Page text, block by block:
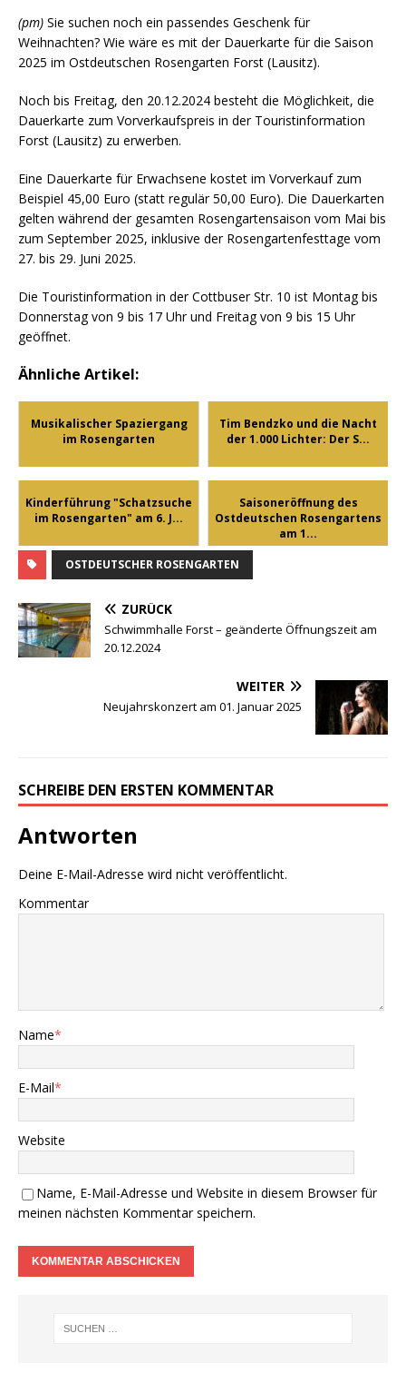
(pm) Sie suchen noch ein passendes Geschenk für
Weihnachten? Wie wäre es mit der Dauerkarte für die Saison
2025 im Ostdeutschen Rosengarten Forst (Lausitz).
Noch bis Freitag, den 20.12.2024 besteht die Möglichkeit, die
Dauerkarte zum Vorverkaufspreis in der Touristinformation
Forst (Lausitz) zu erwerben.
Eine Dauerkarte für Erwachsene kostet im Vorverkauf zum
Beispiel 45,00 Euro (statt regulär 50,00 Euro). Die Dauerkarten
gelten während der gesamten Rosengartensaison vom Mai bis
zum September 2025, inklusive der Rosengartenfesttage vom
27. bis 29. Juni 2025.
Die Touristinformation in der Cottbuser Str. 10 ist Montag bis
Donnerstag von 9 bis 17 Uhr und Freitag von 9 bis 15 Uhr
geöffnet.
Ähnliche Artikel:
Musikalischer Spaziergang
im Rosengarten
Tim Bendzko und die Nacht
der 1.000 Lichter: Der S...
Kinderführung "Schatzsuche
im Rosengarten" am 6. J...
Saisoneröffnung des
Ostdeutschen Rosengartens
am 1...
OSTDEUTSCHER ROSENGARTEN
ZURÜCK
Schwimmhalle Forst – geänderte Öffnungszeit am
20.12.2024
WEITER
Neujahrskonzert am 01. Januar 2025
SCHREIBE DEN ERSTEN KOMMENTAR
Antworten
Deine E-Mail-Adresse wird nicht veröffentlicht.
Kommentar
Name*
E-Mail*
Website
Name, E-Mail-Adresse und Website in diesem Browser für
meinen nächsten Kommentar speichern.